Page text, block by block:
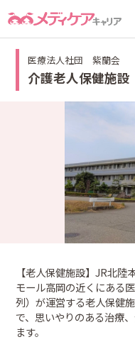
医療法人社団 紫蘭会
介護老人保健施
【老人保健施設】JR北
モール高岡の近くにある
列）が運営する老人保健
で、思いやりのある治療
ます。